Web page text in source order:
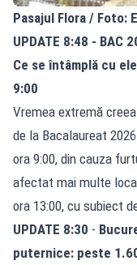
Pasajul Flora / Foto:
UPDATE 8:48 -
Ce se întâmplă cu
9:00
Vremea extremă
de la Bacalaureat
ora 9:00, din cauza
afectat mai multe
ora 13:00, cu subiect
UPDATE 8:30 -
puternice: peste